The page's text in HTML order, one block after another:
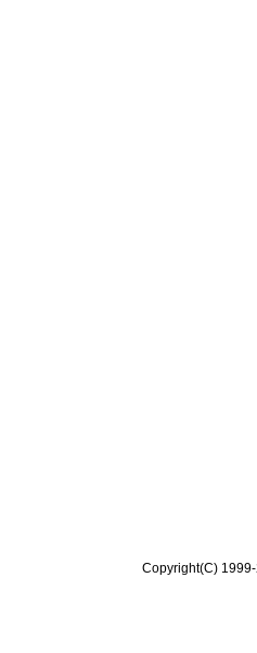
Copyright(C)